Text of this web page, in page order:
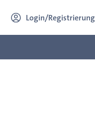
Login/Registrierung